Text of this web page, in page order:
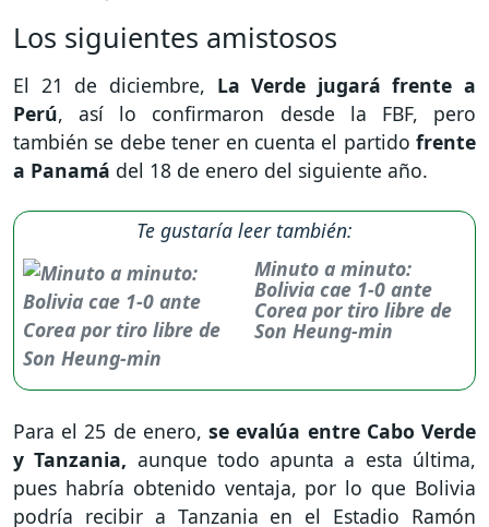
Los siguientes amistosos
El 21 de diciembre, La Verde jugará frente a
Perú, así lo confirmaron desde la FBF, pero
también se debe tener en cuenta el partido frente
a Panamá del 18 de enero del siguiente año.
Te gustaría leer también:
Minuto a minuto:
Bolivia cae 1-0 ante
Corea por tiro libre de
Son Heung-min
Para el 25 de enero, se evalúa entre Cabo Verde
y Tanzania, aunque todo apunta a esta última,
pues habría obtenido ventaja, por lo que Bolivia
podría recibir a Tanzania en el Estadio Ramón